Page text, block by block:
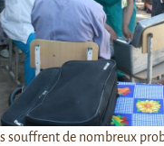
souffrent de nombreux